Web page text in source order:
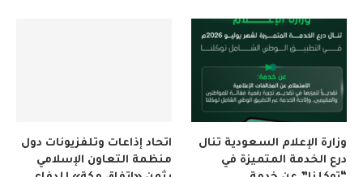
اتحاد إذاعات وتلفزيونات دول
منظمة التعاون الإسلامي
وزارة الإعلام السعودية تنال
درع الخدمة المتميزة في